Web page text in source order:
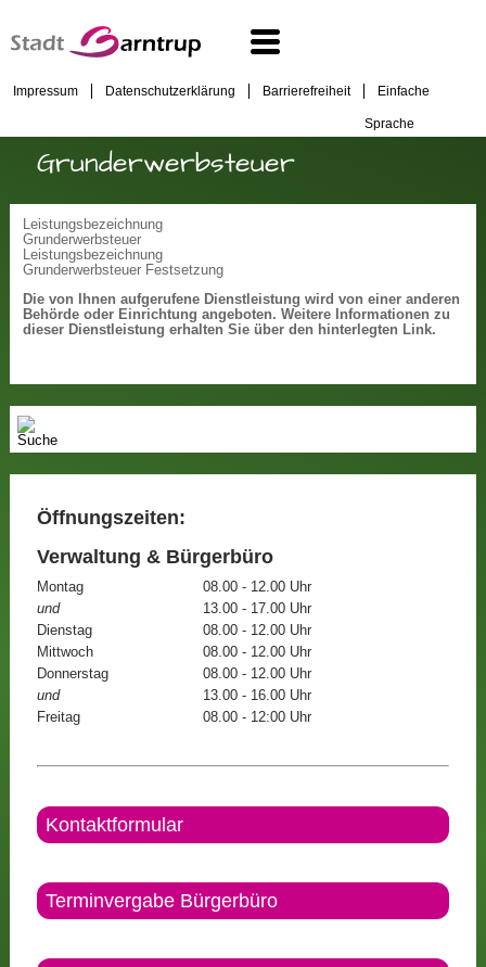
Impressum Datenschutzerklärung Barrierefreiheit Einfache
Sprache
Grunderwerbsteuer
Leistungsbezeichnung
Grunderwerbsteuer
Leistungsbezeichnung
Grunderwerbsteuer Festsetzung
Die von Ihnen aufgerufene Dienstleistung wird von einer anderen
Behörde oder Einrichtung angeboten. Weitere Informationen zu
dieser Dienstleistung erhalten Sie über den hinterlegten Link.
Öffnungszeiten:
Verwaltung & Bürgerbüro
Montag
08.00 - 12.00 Uhr
und
13.00 - 17.00 Uhr
Dienstag
08.00 - 12.00 Uhr
Mittwoch
08.00 - 12.00 Uhr
Donnerstag
08.00 - 12.00 Uhr
und
13.00 - 16.00 Uhr
Freitag
08.00 - 12:00 Uhr
Kontaktformular
Terminvergabe Bürgerbüro